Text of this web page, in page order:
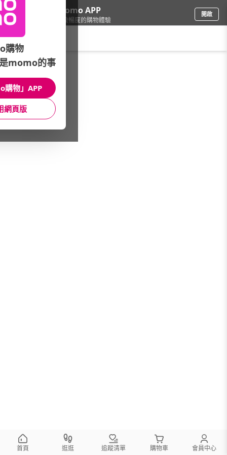
下載momo APP
給你3倍流暢度的購物體驗
開啟
車/機車/引擎/火星塞
館長推薦 月銷量
首頁 逛逛 追蹤清單 購物車 會員中心
購物
momo的事
購物」APP
網頁版